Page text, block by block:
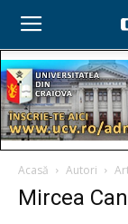
Acasă Autori
Mircea